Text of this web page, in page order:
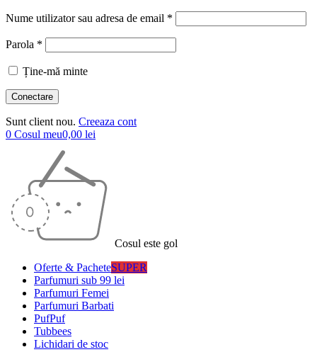
Nume utilizator sau adresa de email *
Parola *
Ține-mă minte
Sunt client nou. Creeaza cont
0 Cosul meu0,00 lei
Cosul este gol
Oferte & PacheteSUPER
Parfumuri sub 99 lei
Parfumuri Femei
Parfumuri Barbati
PufPuf
Tubbees
Lichidari de stoc